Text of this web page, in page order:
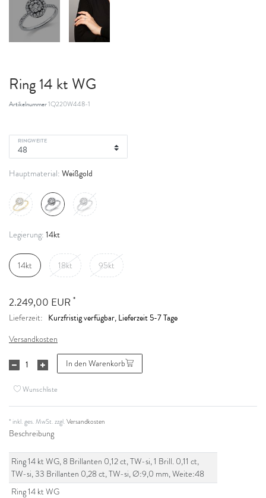
Ring 14 kt WG
Artikelnummer1Q220W448-1
RINGWEITE
Hauptmaterial: Weißgold
Legierung: 14kt
14kt 18kt 95kt
2.249,00 EUR *
Lieferzeit: Kurzfristig verfügbar, Lieferzeit 5-7 Tage
Versandkosten
In den Warenkorb
Wunschliste
* inkl. ges. MwSt. zzgl.Versandkosten
Beschreibung
Ring 14 kt WG, 8 Brillanten 0,12 ct, TW-si, 1 Brill. 0,11 ct,
TW-si, 33 Brillanten 0,28 ct, TW-si, Ø:9,0 mm, Weite:48
Ring 14 kt WG